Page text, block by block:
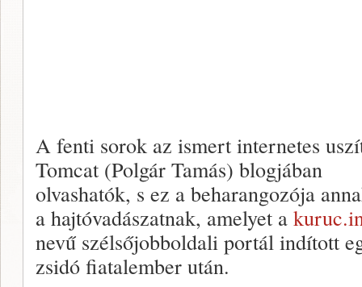
A fenti sorok az ismert internetes
Tomcat (Polgár Tamás) blogjában
olvashatók, s ez a beharangozója
a hajtóvadászatnak, amelyet a
nevű szélsőjobboldali portál indított
zsidó fiatalember után.